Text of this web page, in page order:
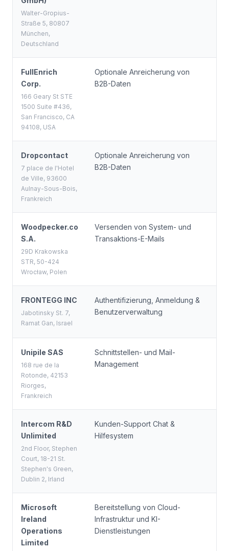
Walter-Gropius-
Straße 5, 80807
München,
Deutschland
FullEnrich
Corp.
166 Geary St STE
1500 Suite #436,
San Francisco, CA
94108, USA
Optionale Anreicherung von
B2B-Daten
Dropcontact
7 place de l'Hotel
de Ville, 93600
Aulnay-Sous-Bois,
Frankreich
Optionale Anreicherung von
B2B-Daten
Woodpecker.co
S.A.
29D Krakowska
STR, 50-424
Wrocław, Polen
Versenden von System- und
Transaktions-E-Mails
FRONTEGG INC
Jabotinsky St. 7,
Ramat Gan, Israel
Authentifizierung, Anmeldung &
Benutzerverwaltung
Unipile SAS
168 rue de la
Rotonde, 42153
Riorges,
Frankreich
Schnittstellen- und Mail-
Management
Intercom R&D
Unlimited
2nd Floor, Stephen
Court, 18-21 St.
Stephen's Green,
Dublin 2, Irland
Kunden-Support Chat &
Hilfesystem
Microsoft
Ireland
Operations
Limited
Bereitstellung von Cloud-
Infrastruktur und KI-
Dienstleistungen